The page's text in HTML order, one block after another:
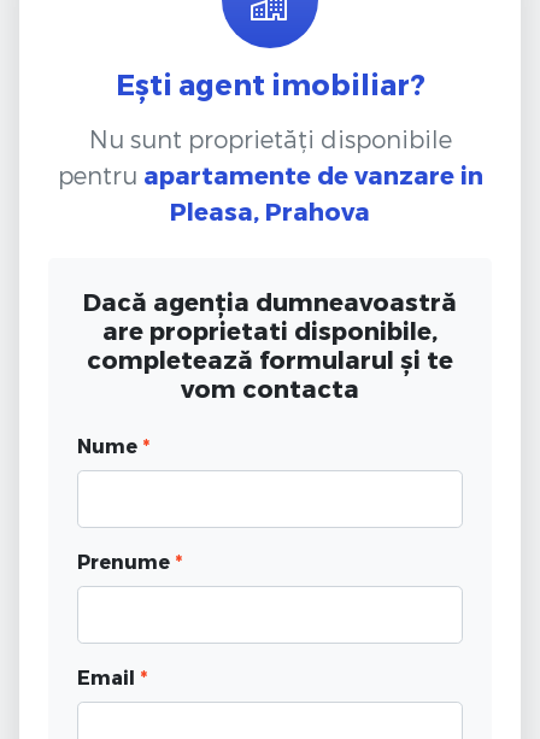
Ești agent imobiliar?
Nu sunt proprietăți disponibile
pentru apartamente de vanzare in
Pleasa, Prahova
Dacă agenția dumneavoastră
are proprietati disponibile,
completează formularul și te
vom contacta
Nume *
Prenume *
Email *